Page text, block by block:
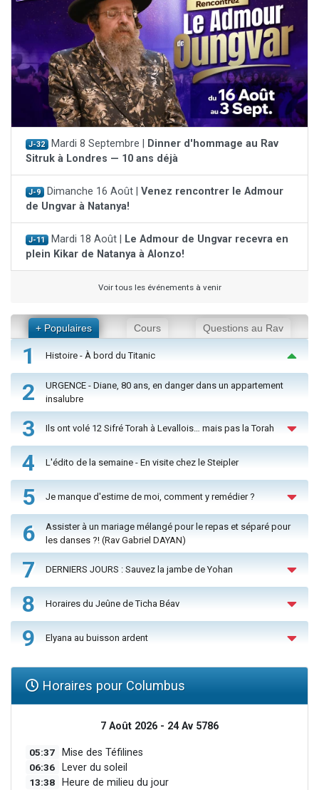
J-32 Mardi 8 Septembre |
Dinner d'hommage au Rav
Sitruk à Londres — 10 ans déjà
J-9 Dimanche 16 Août | Venez rencontrer le Admour
de Ungvar à Natanya!
J-11 Mardi 18 Août |
Le Admour de Ungvar recevra en
plein Kikar de Natanya à Alonzo!
Voir tous les événements à venir
+ Populaires Cours Questions au Rav
1 Histoire - À bord du Titanic
2
URGENCE - Diane, 80 ans, en danger dans un appartement
insalubre
3 Ils ont volé 12 Sifré Torah à Levallois… mais pas la Torah
4 L'édito de la semaine - En visite chez le Steipler
5 Je manque d'estime de moi, comment y remédier ?
6
Assister à un mariage mélangé pour le repas et séparé pour
les danses ?! (Rav Gabriel DAYAN)
7 DERNIERS JOURS : Sauvez la jambe de Yohan
8 Horaires du Jeûne de Ticha Béav
9 Elyana au buisson ardent
Horaires pour Columbus
7 Août 2026 - 24 Av 5786
05:37 Mise des Téfilines
06:36 Lever du soleil
13:38 Heure de milieu du jour